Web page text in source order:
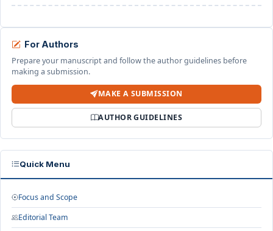
For Authors
Prepare your manuscript and follow the author guidelines before
making a submission.
MAKE A SUBMISSION
AUTHOR GUIDELINES
Quick Menu
Focus and Scope
Editorial Team